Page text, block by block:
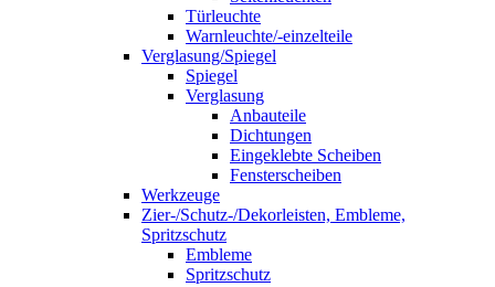
Türleuchte
Warnleuchte/-einzelteile
Verglasung/Spiegel
Spiegel
Verglasung
Anbauteile
Dichtungen
Eingeklebte Scheiben
Fensterscheiben
Werkzeuge
Zier-/Schutz-/Dekorleisten, Embleme,
Spritzschutz
Embleme
Spritzschutz